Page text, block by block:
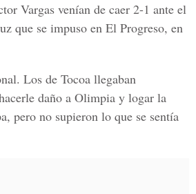
Vargas venían de caer 2-1 ante el
que se impuso en El Progreso, en
Los de Tocoa llegaban
daño a Olimpia y logar la
pero no supieron lo que se sentía